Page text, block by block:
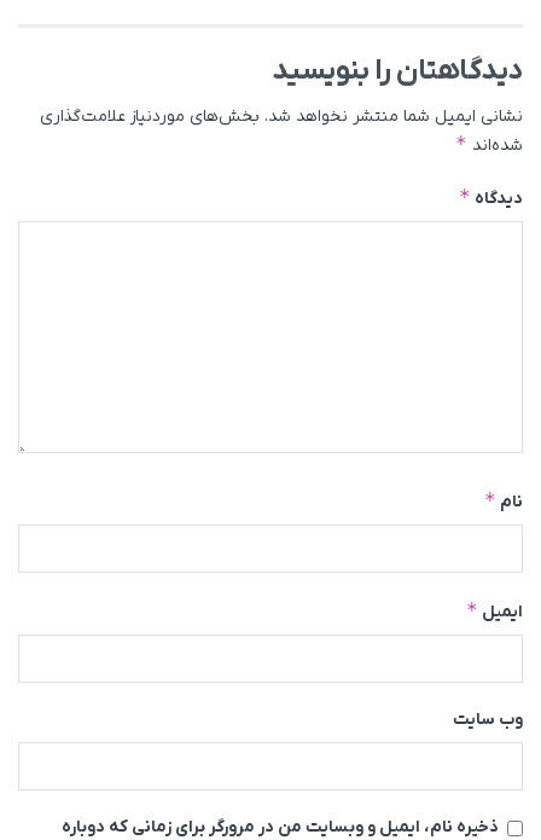
دیدگاهتان را بنویسید
نشانی ایمیل شما منتشر نخواهد شد. بخش‌های موردنیاز علامت‌گذاری
شده‌اند *
دیدگاه *
نام *
ایمیل *
وب‌ سایت
ذخیره نام، ایمیل و وبسایت من در مرورگر برای زمانی که دوباره